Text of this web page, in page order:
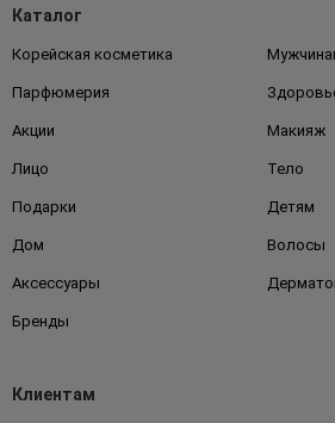
Каталог
Корейская косметика
Парфюмерия
Акции Макияж
Лицо Тело
Подарки Детям
Дом Волосы
Аксессуары
Бренды
Клиентам